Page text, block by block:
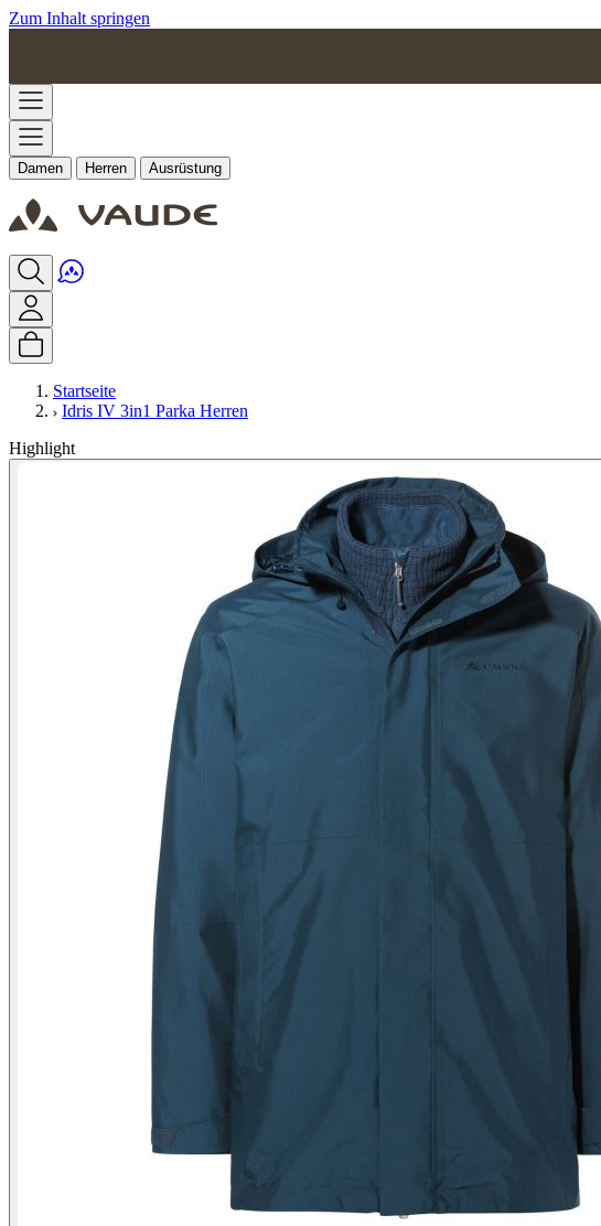
Zum Inhalt springen
Damen Herren Ausrüstung
Startseite
Idris IV 3in1 Parka Herren
Highlight